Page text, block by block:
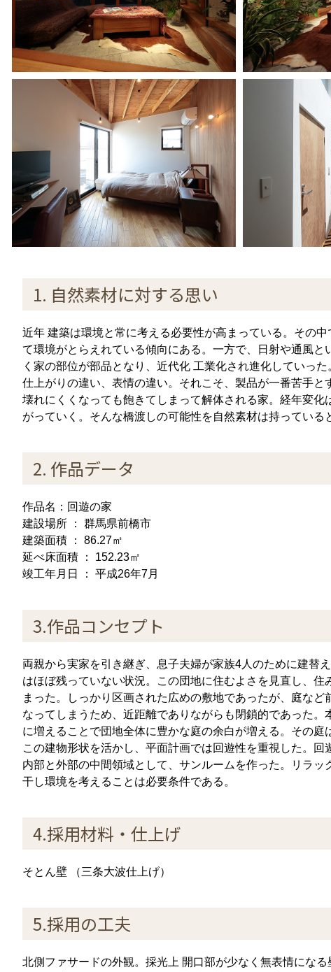
1. 自然素材に対する思い
近年 建築は環境と常に考える必要性が高まっている。その
て環境がとらえれている傾向にある。一方で、日射や通風
く家の部位が部品となり、近代化 工業化され進化していっ
仕上がりの違い、表情の違い。それこそ、製品が一番苦手と
壊れにくくなっても飽きてしまって解体される家。経年変
がっていく。そんな橋渡しの可能性を自然素材は持っている
2. 作品データ
作品名：回遊の家
建設場所 ： 群馬県前橋市
建築面積 ： 86.27㎡
延べ床面積 ： 152.23㎡
竣工年月日 ： 平成26年7月
3.作品コンセプト
両親から実家を引き継ぎ、息子夫婦が家族4人のために建替
はほぼ残っていない状況。この団地に住むよさを見直し、
まった。しっかり区画された広めの敷地であったが、庭な
なってしまうため、近距離でありながらも閉鎖的であった
に増えることで団地全体に豊かな庭の余白が増える。その
この建物形状を活かし、平面計画では回遊性を重視した。
内部と外部の中間領域として、サンルームを作った。リラ
干し環境を考えることは必要条件である。
4.採用材料・仕上げ
そとん壁 （三条大波仕上げ）
5.採用の工夫
北側ファサードの外観。採光上 開口部が少なく無表情になる